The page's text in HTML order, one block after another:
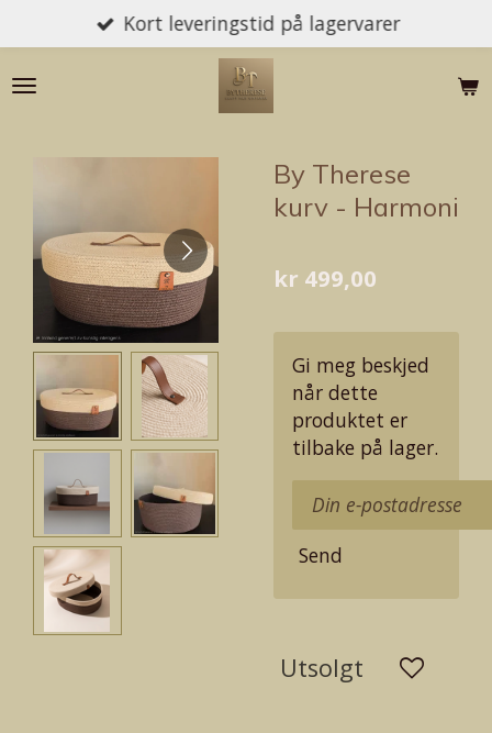
til
hovedinnhold
Kort leveringstid på lagervarer
By Therese
kurv - Harmoni
kr 499,00
Gi meg beskjed
når dette
produktet er
tilbake på lager.
Send
Utsolgt